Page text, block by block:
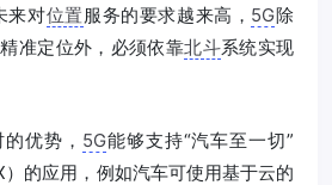
来对位置 服务的要求越来高， 5G除
准定位外，必须依靠北斗系统实现
优势， 5G能够支持“汽车至一切”
）的应用，例如汽车可使用基于云的